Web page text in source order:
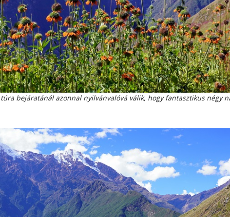
bejáratánál azonnal nyilvánvalóvá válik, hogy fantasztikus négy